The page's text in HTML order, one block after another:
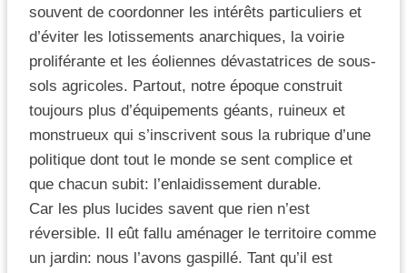
souvent de coordonner les intérêts particuliers et
d’éviter les lotissements anarchiques, la voirie
proliférante et les éoliennes dévastatrices de sous-
sols agricoles. Partout, notre époque construit
toujours plus d’équipements géants, ruineux et
monstrueux qui s’inscrivent sous la rubrique d’une
politique dont tout le monde se sent complice et
que chacun subit: l’enlaidissement durable.
Car les plus lucides savent que rien n’est
réversible. Il eût fallu aménager le territoire comme
un jardin: nous l’avons gaspillé. Tant qu’il est